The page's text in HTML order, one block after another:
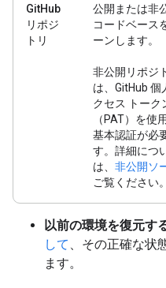
GitHub
リポジ
トリ
公開または非
コードベース
ーンします。
非公開リポジ
は、GitHub 個
クセス トーク
（PAT）を使
基本認証が必
す。詳細につ
は、 非公開ソ
ご覧ください。
以前の環境を復元す
して 、その正確な状
ます。